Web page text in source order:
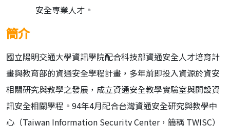
安全專業人才。
簡介
國立陽明交通大學資訊學院配合科技部資通安全人才培育計
畫與教育部的資通安全學程計畫，多年前即投入資源於資安
相關研究與教學之發展，成立資通安全教學實驗室與開設資
訊安全相關學程。94年4月配合台灣資通安全研究與教學中
心（Taiwan Information Security Center，簡稱 TWISC）